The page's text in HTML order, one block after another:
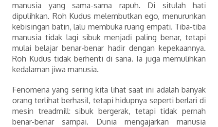
manusia yang sama-sama rapuh. Di situlah hati
dipulihkan. Roh Kudus melembutkan ego, menurunkan
kebisingan batin, lalu membuka ruang empati. Tiba-tiba
manusia tidak lagi sibuk menjadi paling benar, tetapi
mulai belajar benar-benar hadir dengan kepekaannya.
Roh Kudus tidak berhenti di sana. Ia juga memulihkan
kedalaman jiwa manusia.
Fenomena yang sering kita lihat saat ini adalah banyak
orang terlihat berhasil, tetapi hidupnya seperti berlari di
mesin treadmill: sibuk bergerak, tetapi tidak pernah
benar-benar sampai. Dunia mengajarkan manusia